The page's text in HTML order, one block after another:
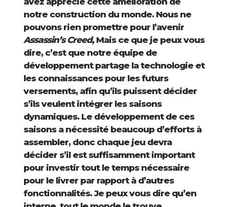
notre construction du monde. Nous ne
pouvons rien promettre pour l’avenir
Assassin’s Creed,Mais ce que je peux vous
dire, c’est que notre équipe de
développement partage la technologie et
les connaissances pour les futurs
versements, afin qu’ils puissent décider
s’ils veulent intégrer les saisons
dynamiques. Le développement de ces
saisons a nécessité beaucoup d’efforts à
assembler, donc chaque jeu devra
décider s’il est suffisamment important
pour investir tout le temps nécessaire
pour le livrer par rapport à d’autres
fonctionnalités. Je peux vous dire qu’en